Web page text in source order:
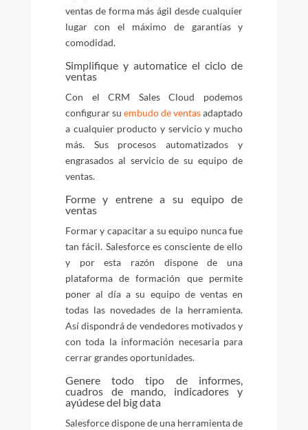
ventas de forma más ágil desde cualquier
lugar con el máximo de garantías y
comodidad.
Simplifique y automatice el ciclo de
ventas
Con el CRM Sales Cloud podemos
configurar su embudo de ventasadaptado
a cualquier producto y servicio y mucho
más. Sus procesos automatizados y
engrasados al servicio de su equipo de
ventas.
Forme y entrene a su equipo de
ventas
Formar y capacitar a su equipo nunca fue
tan fácil. Salesforce es consciente de ello
y por esta razón dispone de una
plataforma de formación que permite
poner al día a su equipo de ventas en
todas las novedades de la herramienta.
Así dispondrá de vendedores motivados y
con toda la información necesaria para
cerrar grandes oportunidades.
Genere todo tipo de informes,
cuadros de mando, indicadores y
ayúdese del big data
Salesforce dispone de una herramienta de